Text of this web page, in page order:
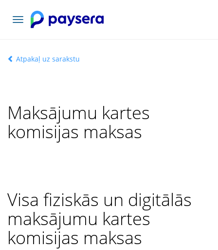
Pārslēgt
navigāciju
Atpakaļ uz sarakstu
Maksājumu kartes
komisijas maksas
Visa fiziskās un digitālās
maksājumu kartes
komisijas maksas